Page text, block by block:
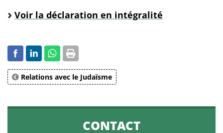
Voir la déclaration en intégralité
Relations avec le Judaïsme
CONTACT